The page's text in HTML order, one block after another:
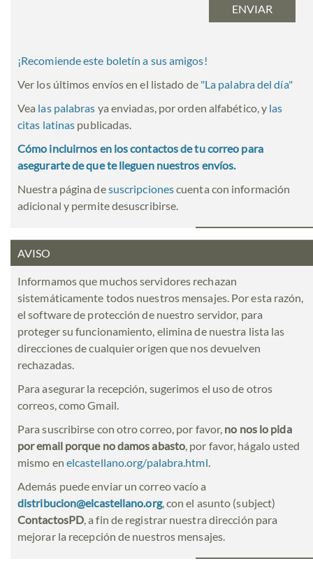
¡Recomiende este boletín a sus amigos!
Ver los últimos envíos en el listado de "La palabra del día"
Vea las palabras ya enviadas, por orden alfabético, y las
citas latinas publicadas.
Cómo incluirnos en los contactos de tu correo para
asegurarte de que te lleguen nuestros envíos.
Nuestra página desuscripcionescuenta con información
adicional y permite desuscribirse.
AVISO
Informamos que muchos servidores rechazan
sistemáticamente todos nuestros mensajes. Por esta razón,
el software de protección de nuestro servidor, para
proteger su funcionamiento, elimina de nuestra lista las
direcciones de cualquier origen que nos devuelven
rechazadas.
Para asegurar la recepción, sugerimos el uso de otros
correos, como Gmail.
Para suscribirse con otro correo, por favor, no nos lo pida
por email porque no damos abasto, por favor, hágalo usted
mismo en elcastellano.org/palabra.html.
Además puede enviar un correo vacío a
distribucion@elcastellano.org, con el asunto (subject)
ContactosPD, a fin de registrar nuestra dirección para
mejorar la recepción de nuestros mensajes.